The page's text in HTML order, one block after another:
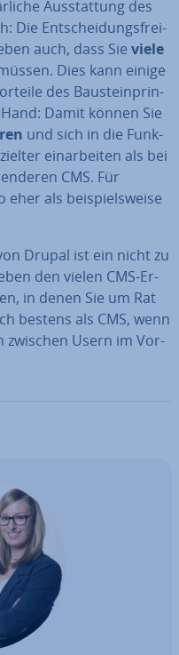
Aus­stat­tung des
Die Ent­schei­dungs­frei­
auch, dass Sie viele
Dies kann einige
des Bau­stein­prin­
Damit können Sie
und sich in die Funk­
ein­ar­bei­ten als bei
CMS. Für
eher als bei­spiels­wei­se
Drupal ist ein nicht zu
den vielen CMS-Er­
in denen Sie um Rat
bestens als CMS, wenn
zwischen Usern im Vor­